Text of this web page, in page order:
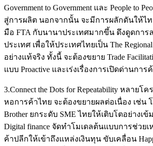
Government to Government และ People to
สู่การผลิต นอกจากนั้น จะมีการผลักดันให้ไ
มือ FTA กับนานาประเทศมากขึ้น ดึงดูดการ
ประเทศ เพื่อให้ประเทศไทยเป็น The
อย่างแท้จริง ทั้งนี้ จะต้องขยาย Trade
แบบ Proactive และเร่งเรื่องการเปิดด่านกา
3.Connect the Dots for Repeatability หลายโ
หอการค้าไทย จะต้องขยายผลต่อเนื่อง เช่น
Brother ยกระดับ SME ไทยให้เติบโตอย่างเข้
Digital finance จัดทำโมเดลต้นแบบการช่วย
ค้าปลีกให้เข้าถึงแหล่งเงินทุน ขับเคลื่อน